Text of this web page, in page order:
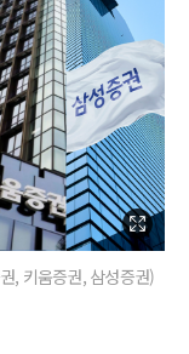
, 키움증권, 삼성증권)